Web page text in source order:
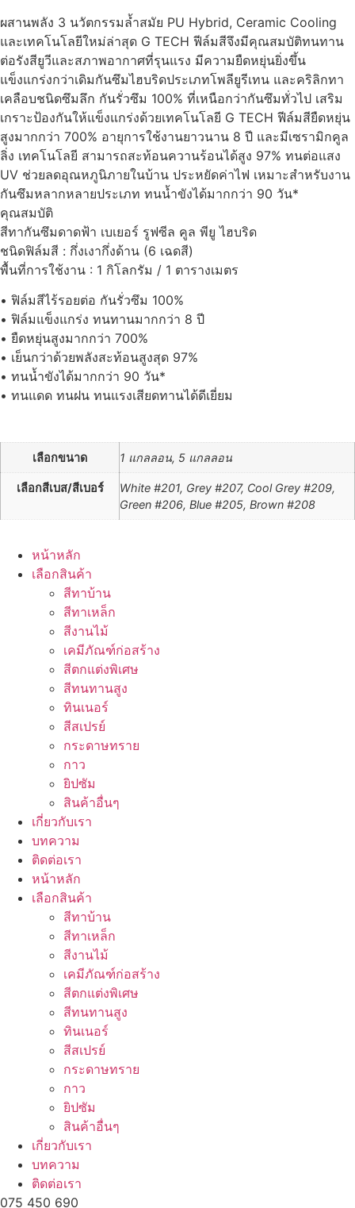
รี
ไฮ
บริด
ทา
กัน
quantity
ผสานพลัง 3 นวัตกรรมล้ำสมัย PU Hybrid, Ceramic Cooling
และเทคโนโลยีใหม่ล่าสุด G TECH ฟีล์มสีจึงมีคุณสมบัติทนทาน
ต่อรังสียูวีและสภาพอากาศที่รุนแรง มีความยืดหยุ่นยิ่งขึ้น
แข็งแกร่งกว่าเดิมกันซึมไฮบริดประเภทโพลียูรีเทน และคริลิกทา
เคลือบชนิดซึมลึก กันรั่วซึม 100% ที่เหนือกว่ากันซึมทั่วไป เสริม
เกราะป้องกันให้แข็งแกร่งด้วยเทคโนโลยี G TECH ฟีล์มสียืดหยุ่น
สูงมากกว่า 700% อายุการใช้งานยาวนาน 8 ปี และมีเซรามิกคูล
ลิ่ง เทคโนโลยี สามารถสะท้อนควานร้อนได้สูง 97% ทนต่อแสง
UV ช่วยลดอุณหภูนิภายในบ้าน ประหยัดค่าไฟ เหมาะสำหรับงาน
กันซึมหลากหลายประเภท ทนน้ำขังได้มากกว่า 90 วัน*
คุณสมบัติ
สีทากันซึมดาดฟ้า เบเยอร์ รูฟซีล คูล พียู ไฮบริด
ชนิดฟิล์มสี : กึ่งเงากึ่งด้าน (6 เฉดสี)
พื้นที่การใช้งาน : 1 กิโลกรัม / 1 ตารางเมตร
• ฟิล์มสีไร้รอยต่อ กันรั่วซึม 100%
• ฟิล์มแข็งแกร่ง ทนทานมากกว่า 8 ปี
• ยืดหยุ่นสูงมากกว่า 700%
• เย็นกว่าด้วยพลังสะท้อนสูงสุด 97%
• ทนน้ำขังได้มากกว่า 90 วัน*
• ทนแดด ทนฝน ทนแรงเสียดทานได้ดีเยี่ยม
เลือกขนาด 1 แกลลอน, 5 แกลลอน
เลือกสีเบส/สีเบอร์
White #201, Grey #207, Cool Grey #209,
Green #206, Blue #205, Brown #208
หน้าหลัก
เลือกสินค้า
สีทาบ้าน
สีทาเหล็ก
สีงานไม้
เคมีภัณฑ์ก่อสร้าง
สีตกแต่งพิเศษ
สีทนทานสูง
ทินเนอร์
สีสเปรย์
กระดาษทราย
กาว
ยิปซัม
สินค้าอื่นๆ
เกี่ยวกับเรา
บทความ
ติดต่อเรา
หน้าหลัก
เลือกสินค้า
สีทาบ้าน
สีทาเหล็ก
สีงานไม้
เคมีภัณฑ์ก่อสร้าง
สีตกแต่งพิเศษ
สีทนทานสูง
ทินเนอร์
สีสเปรย์
กระดาษทราย
กาว
ยิปซัม
สินค้าอื่นๆ
เกี่ยวกับเรา
บทความ
ติดต่อเรา
075 450 690